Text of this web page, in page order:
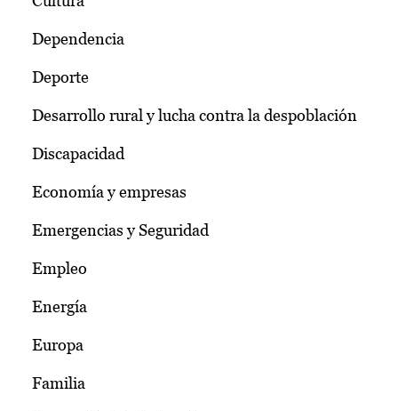
Dependencia
Deporte
Desarrollo rural y lucha contra la despoblación
Discapacidad
Economía y empresas
Emergencias y Seguridad
Empleo
Energía
Europa
Familia